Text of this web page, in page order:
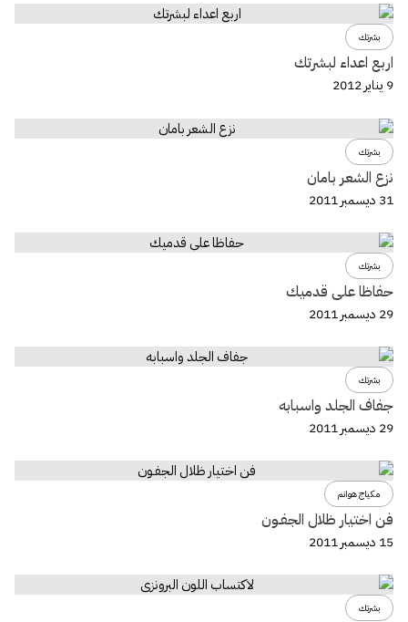
بشرتك
اربع اعداء لبشرتك
9 يناير 2012
بشرتك
نزع الشعر بامان
31 ديسمبر 2011
بشرتك
حفاظا على قدميك
29 ديسمبر 2011
بشرتك
جفاف الجلد واسبابه
29 ديسمبر 2011
مكياج هوانم
فن اختيار ظلال الجفـون
15 ديسمبر 2011
بشرتك